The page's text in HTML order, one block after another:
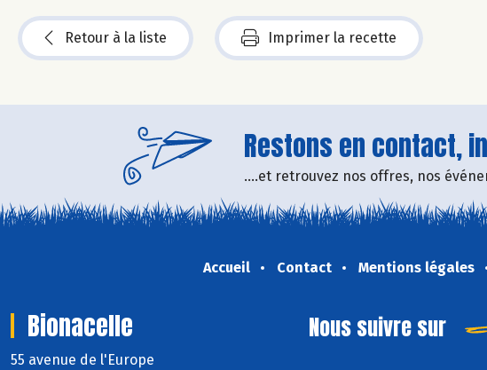
Retour à la liste Imprimer la recette
Restons en contact,
....et retrouvez nos offres, nos
Accueil Contact Mentions légales
Bionacelle
55 avenue de l'Europe
Nous suivre sur